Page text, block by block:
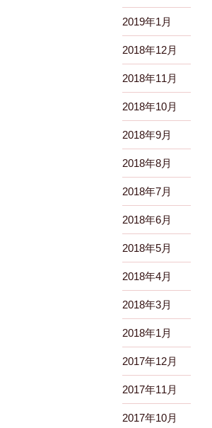
2019年1月
2018年12月
2018年11月
2018年10月
2018年9月
2018年8月
2018年7月
2018年6月
2018年5月
2018年4月
2018年3月
2018年1月
2017年12月
2017年11月
2017年10月